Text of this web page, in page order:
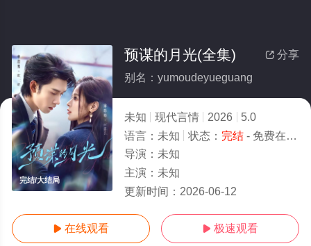
完结/大结局
 分享
预谋的月光(全集)
别名：yumoudeyueguang
未知 现代言情 2026
5.0
语言： 未知 状态： 完结- 免费在线观看
导演： 未知
主演： 未知
更新时间： 2026-06-12
 在线观看  极速观看